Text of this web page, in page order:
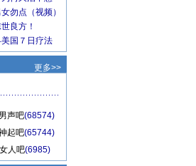
更多>>
声吧(68574)
起吧(65744)
人吧(6985)